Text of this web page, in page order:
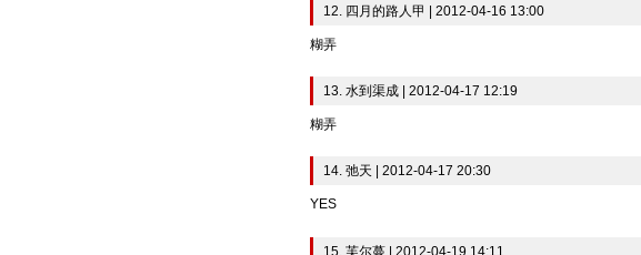
12. 四月的路人甲 | 2012-04-16 13:00
糊弄
13. 水到渠成 | 2012-04-17 12:19
糊弄
14. 弛天 | 2012-04-17 20:30
YES
15. 芙尔蔓 | 2012-04-19 14:11